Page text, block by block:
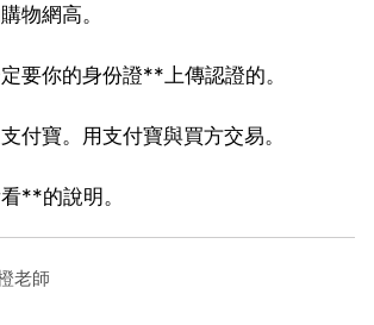
物網高。
要你的身份證**上傳認證的。
付寶。用支付寶與買方交易。
**的說明。
老師